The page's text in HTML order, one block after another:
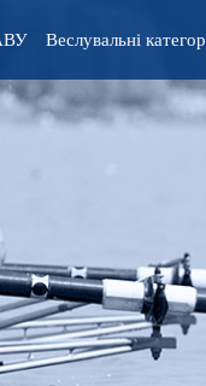
Веслувальні